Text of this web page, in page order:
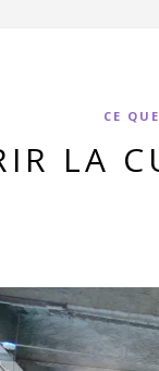
CE
LA